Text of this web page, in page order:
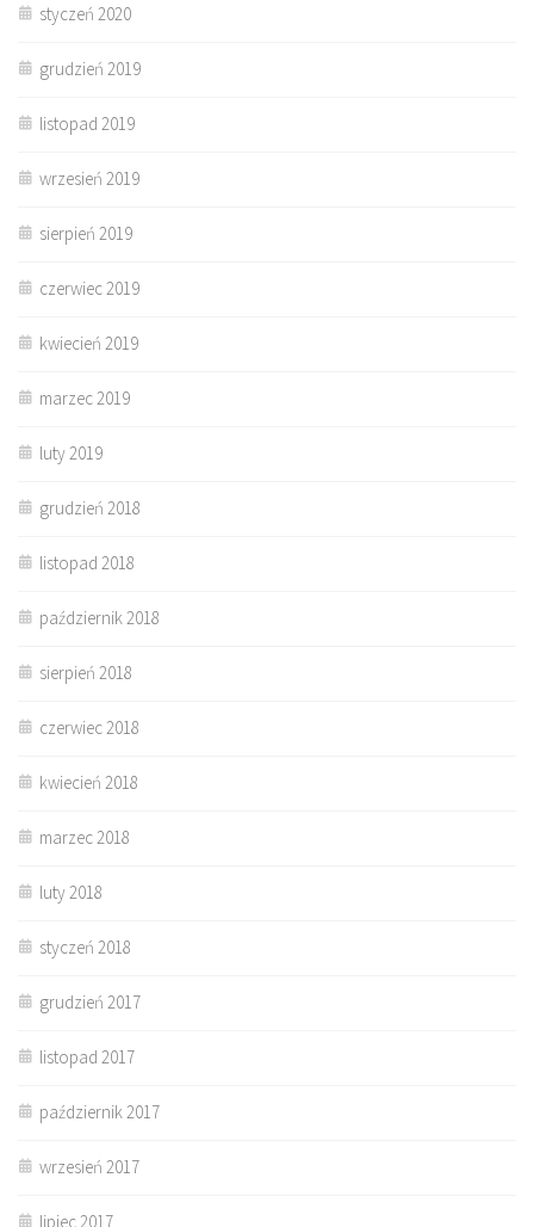
styczeń 2020
grudzień 2019
listopad 2019
wrzesień 2019
sierpień 2019
czerwiec 2019
kwiecień 2019
marzec 2019
luty 2019
grudzień 2018
listopad 2018
październik 2018
sierpień 2018
czerwiec 2018
kwiecień 2018
marzec 2018
luty 2018
styczeń 2018
grudzień 2017
listopad 2017
październik 2017
wrzesień 2017
lipiec 2017